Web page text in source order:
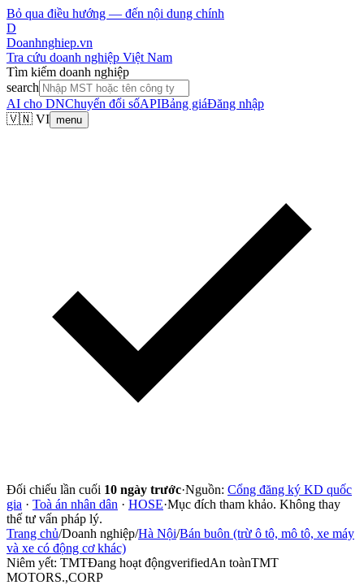
Bỏ qua điều hướng — đến nội dung chính
D
Doanhnghiep.vn
Tra cứu doanh nghiệp Việt Nam
Tìm kiếm doanh nghiệp
search
AI cho DNChuyển đổi sốAPIBảng giáĐăng nhập
🇻🇳 VI menu
Đối chiếu lần cuối 10 ngày trước·Nguồn: Cổng đăng ký KD quốc
gia · Toà án nhân dân · HOSE·Mục đích tham khảo. Không thay
thế tư vấn pháp lý.
Trang chủ/Doanh nghiệp/Hà Nội/Bán buôn (trừ ô tô, mô tô, xe máy
và xe có động cơ khác)
Niêm yết: TMTĐang hoạt độngverifiedAn toànTMT
MOTORS.,CORP